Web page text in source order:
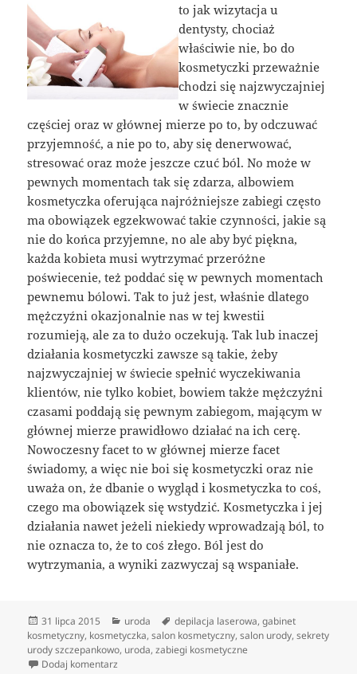
to jak wizytacja u
dentysty, chociaż
właściwie nie, bo do
kosmetyczki przeważnie
chodzi się najzwyczajniej
w świecie znacznie
częściej oraz w głównej mierze po to, by odczuwać
przyjemność, a nie po to, aby się denerwować,
stresować oraz może jeszcze czuć ból. No może w
pewnych momentach tak się zdarza, albowiem
kosmetyczka oferująca najróżniejsze zabiegi często
ma obowiązek egzekwować takie czynności, jakie są
nie do końca przyjemne, no ale aby być piękna,
każda kobieta musi wytrzymać przeróżne
poświecenie, też poddać się w pewnych momentach
pewnemu bólowi. Tak to już jest, właśnie dlatego
mężczyźni okazjonalnie nas w tej kwestii
rozumieją, ale za to dużo oczekują. Tak lub inaczej
działania kosmetyczki zawsze są takie, żeby
najzwyczajniej w świecie spełnić wyczekiwania
klientów, nie tylko kobiet, bowiem także mężczyźni
czasami poddają się pewnym zabiegom, mającym w
głównej mierze prawidłowo działać na ich cerę.
Nowoczesny facet to w głównej mierze facet
świadomy, a więc nie boi się kosmetyczki oraz nie
uważa on, że dbanie o wygląd i kosmetyczka to coś,
czego ma obowiązek się wstydzić. Kosmetyczka i jej
działania nawet jeżeli niekiedy wprowadzają ból, to
nie oznacza to, że to coś złego. Ból jest do
wytrzymania, a wyniki zazwyczaj są wspaniałe.
Data
publikacji
31 lipca 2015 Kategorie
uroda Tagi
depilacja laserowa,gabinet
kosmetyczny, kosmetyczka,salon kosmetyczny,salon urody,sekrety
urody szczepankowo, uroda,zabiegi kosmetyczne
Dodaj komentarz